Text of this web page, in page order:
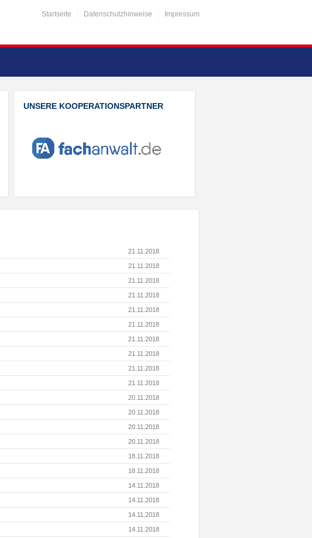
Startseite Datenschutzhinweise Impressum
UNSERE KOOPERATIONSPARTNER
21.11.2018
21.11.2018
21.11.2018
21.11.2018
21.11.2018
21.11.2018
21.11.2018
21.11.2018
21.11.2018
21.11.2018
20.11.2018
20.11.2018
20.11.2018
20.11.2018
18.11.2018
18.11.2018
14.11.2018
14.11.2018
14.11.2018
14.11.2018